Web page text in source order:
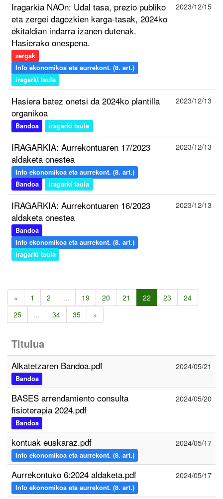
Iragarkia NAOn: Udal tasa, prezio publiko
eta zergei dagozkien karga-tasak, 2024ko
ekitaldian indarra izanen dutenak.
Hasierako onespena.
zergak
Info ekonomikoa eta aurrekont. (8. art.)
iragarki taula
2023/12/15
Hasiera batez onetsi da 2024ko plantilla
organikoa
Bandoa iragarki taula
2023/12/13
IRAGARKIA: Aurrekontuaren 17/2023
aldaketa onestea
Info ekonomikoa eta aurrekont. (8. art.)
Bandoa
iragarki taula
2023/12/13
IRAGARKIA: Aurrekontuaren 16/2023
aldaketa onestea
Bandoa
Info ekonomikoa eta aurrekont. (8. art.)
iragarki taula
2023/12/13
« 1 2 ... 19 20 21 22 23
24
25
... 34 35 »
Titulua
Alkatetzaren Bandoa.pdf
Bandoa
2024/05/21
BASES arrendamiento consulta
fisioterapia 2024.pdf
Bandoa
2024/05/20
kontuak euskaraz.pdf
Info ekonomikoa eta aurrekont. (8. art.)
2024/05/17
Aurrekontuko 6:2024 aldaketa.pdf
Info ekonomikoa eta aurrekont. (8. art.)
2024/05/17